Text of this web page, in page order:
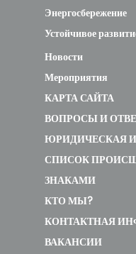
Энергосбережение
Устойчивое
Новости
Мероприятия
КАРТА САЙТА
ВОПРОСЫ И
ЮРИДИЧЕСКАЯ
СПИСОК
ЗНАКАМИ
КТО МЫ?
КОНТАКТНАЯ
ВАКАНСИИ